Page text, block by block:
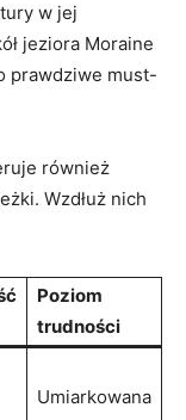
w​ jej
jeziora Moraine
prawdziwe‍ must-
również
Wzdłuż ⁣nich
Poziom⁢
trudności
Umiarkowana